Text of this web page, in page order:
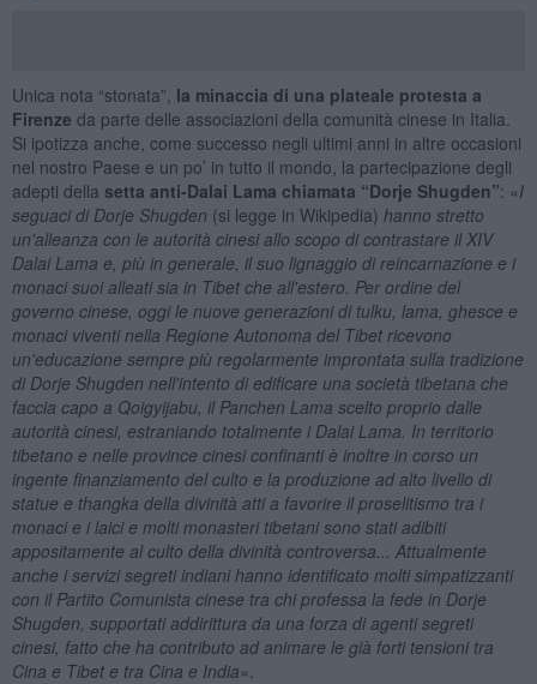
Unica nota “stonata”, la minaccia di una plateale protesta a
Firenze da parte delle associazioni della comunità cinese in Italia.
Si ipotizza anche, come successo negli ultimi anni in altre occasioni
nel nostro Paese e un po’ in tutto il mondo, la partecipazione degli
adepti della setta anti-Dalai Lama chiamata “Dorje Shugden”: «I
seguaci di Dorje Shugden (si legge in Wikipedia) hanno stretto
un'alleanza con le autorità cinesi allo scopo di contrastare il XIV
Dalai Lama e, più in generale, il suo lignaggio di reincarnazione e i
monaci suoi alleati sia in Tibet che all'estero. Per ordine del
governo cinese, oggi le nuove generazioni di tulku, lama, ghesce e
monaci viventi nella Regione Autonoma del Tibet ricevono
un'educazione sempre più regolarmente improntata sulla tradizione
di Dorje Shugden nell'intento di edificare una società tibetana che
faccia capo a Qoigyijabu, il Panchen Lama scelto proprio dalle
autorità cinesi, estraniando totalmente i Dalai Lama. In territorio
tibetano e nelle province cinesi confinanti è inoltre in corso un
ingente finanziamento del culto e la produzione ad alto livello di
statue e thangka della divinità atti a favorire il proselitismo tra i
monaci e i laici e molti monasteri tibetani sono stati adibiti
appositamente al culto della divinità controversa... Attualmente
anche i servizi segreti indiani hanno identificato molti simpatizzanti
con il Partito Comunista cinese tra chi professa la fede in Dorje
Shugden, supportati addirittura da una forza di agenti segreti
cinesi, fatto che ha contributo ad animare le già forti tensioni tra
Cina e Tibet e tra Cina e India».